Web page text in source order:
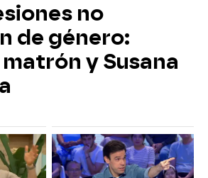
no
de género:
y Susana